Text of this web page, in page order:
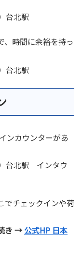
、時間に余裕を持っ
ンカウンターがあ
でチェックインや荷
き →公式HP 日本